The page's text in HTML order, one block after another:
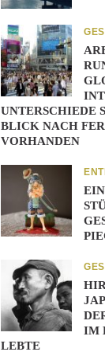
UNTERSCHIEDE
BLICK NACH
VORHANDEN
IM
LEBTE